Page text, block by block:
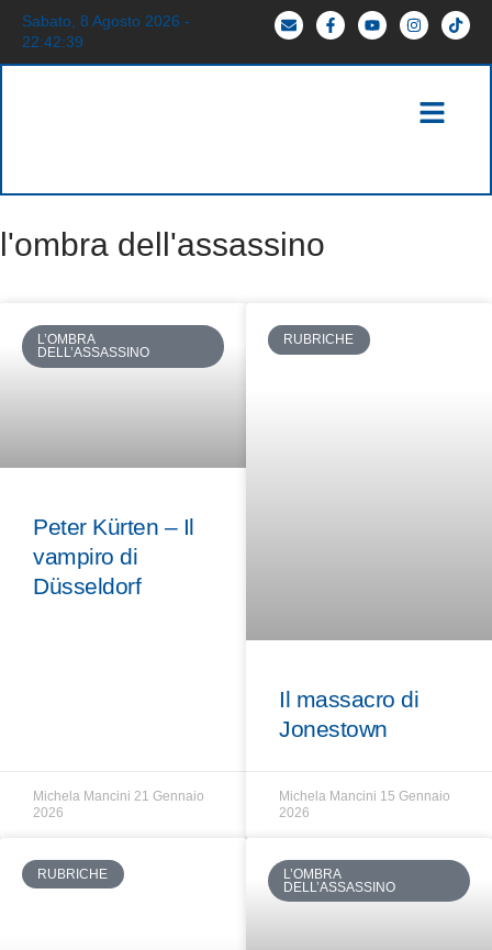
Sabato, 8 Agosto 2026 -
22:42:40
l'ombra dell'assassino
L’OMBRA
DELL’ASSASSINO
Peter Kürten – Il
vampiro di
Düsseldorf
Michela Mancini 21 Gennaio
2026
RUBRICHE
Il massacro di
Jonestown
Michela Mancini 15 Gennaio
2026
RUBRICHE
L’OMBRA
DELL’ASSASSINO